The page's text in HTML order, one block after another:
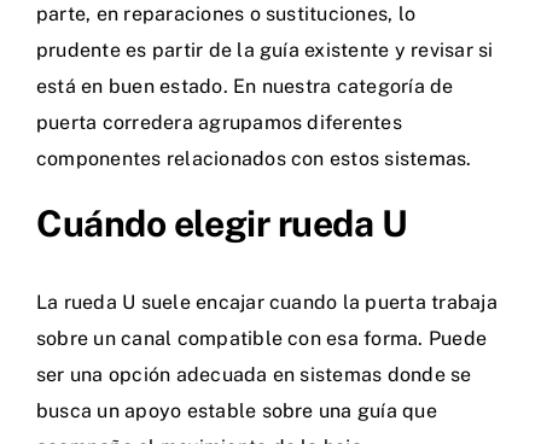
parte, en reparaciones o sustituciones, lo
prudente es partir de la guía existente y revisar si
está en buen estado. En nuestra categoría de
puerta corredera agrupamos diferentes
componentes relacionados con estos sistemas.
Cuándo elegir rueda U
La rueda U suele encajar cuando la puerta trabaja
sobre un canal compatible con esa forma. Puede
ser una opción adecuada en sistemas donde se
busca un apoyo estable sobre una guía que